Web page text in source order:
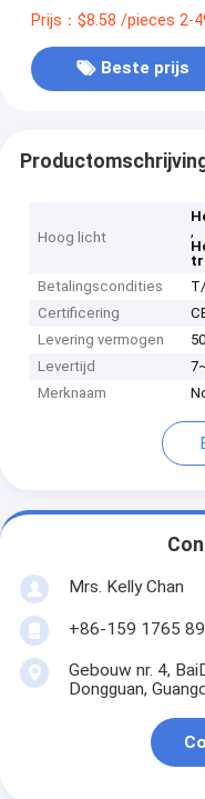
Prijs：$8.58 /pieces 2-
Beste prijs
Hoog licht
,
Betalingscondities
Certificering
Levering vermogen
Levertijd
Merknaam
Mrs. Kelly Chan
+86-159 1765
Gebouw nr. 4,
Dongguan,